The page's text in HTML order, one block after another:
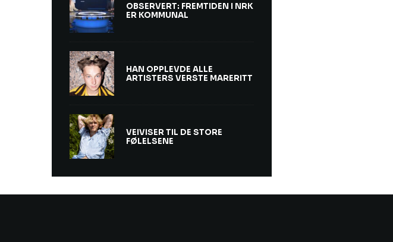
OBSERVERT: FREMTIDEN I NRK
ER KOMMUNAL
HAN OPPLEVDE ALLE
ARTISTERS VERSTE MARERITT
VEIVISER TIL DE STORE
FØLELSENE